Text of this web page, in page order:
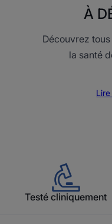
À
Découvrez
la santé
Testé cliniquement